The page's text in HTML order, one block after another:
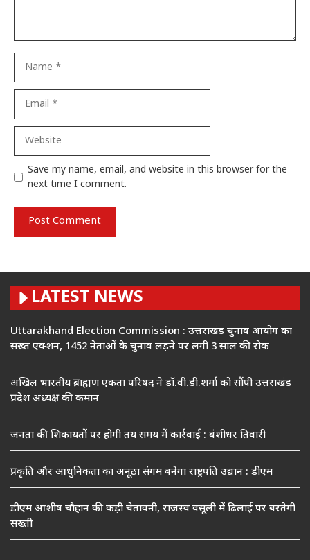
Save my name, email, and website in this browser for the
next time I comment.
LATEST NEWS
Uttarakhand Election Commission : उत्तराखंड चुनाव आयोग का
सख्त एक्शन, 1452 नेताओं के चुनाव लड़ने पर लगी 3 साल की रोक
अखिल भारतीय ब्राह्मण एकता परिषद ने डॉ.वी.डी.शर्मा को सौंपी उत्तराखंड
प्रदेश अध्यक्ष की कमान
जनता की शिकायतों पर होगी तय समय में कार्रवाई : बंशीधर तिवारी
प्रकृति और आधुनिकता का अनूठा संगम बनेगा राष्ट्रपति उद्यान : डीएम
डीएम आशीष चौहान की कड़ी चेतावनी, राजस्व वसूली में ढिलाई पर बरतेगी
सख्ती